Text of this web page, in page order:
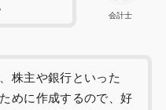
会計士
株主や銀行といった
めに作成するので、好